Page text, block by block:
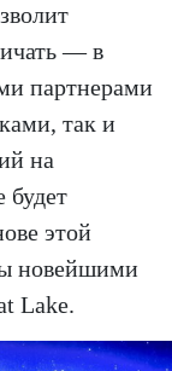
— в
партнерами
так и
на
будет
этой
новейшими
Lake.